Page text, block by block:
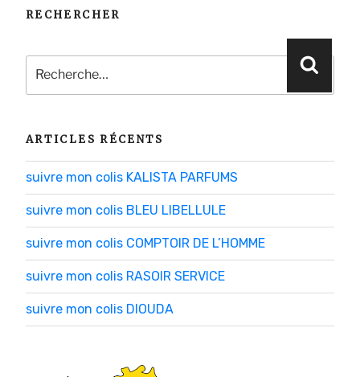
RECHERCHER
Recherche
pour
:
ARTICLES RÉCENTS
suivre mon colis KALISTA PARFUMS
suivre mon colis BLEU LIBELLULE
suivre mon colis COMPTOIR DE L’HOMME
suivre mon colis RASOIR SERVICE
suivre mon colis DIOUDA